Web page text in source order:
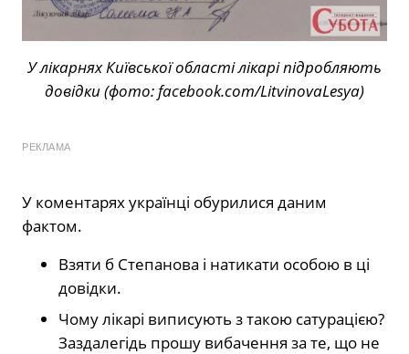
У лікарнях Київської області лікарі підробляють
довідки (фото: facebook.com/LitvinovaLesya)
РЕКЛАМА
У коментарях українці обурилися даним
фактом.
Взяти б Степанова і натикати особою в ці
довідки.
Чому лікарі виписують з такою сатурацією?
Заздалегідь прошу вибачення за те, що не